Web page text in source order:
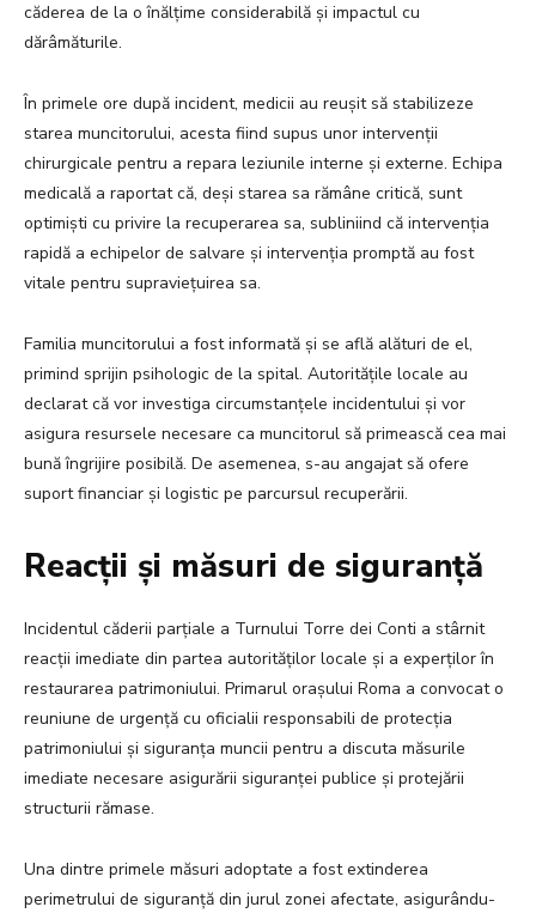
căderea de la o înălțime considerabilă și impactul cu
dărâmăturile.
În primele ore după incident, medicii au reușit să stabilizeze
starea muncitorului, acesta fiind supus unor intervenții
chirurgicale pentru a repara leziunile interne și externe. Echipa
medicală a raportat că, deși starea sa rămâne critică, sunt
optimiști cu privire la recuperarea sa, subliniind că intervenția
rapidă a echipelor de salvare și intervenția promptă au fost
vitale pentru supraviețuirea sa.
Familia muncitorului a fost informată și se află alături de el,
primind sprijin psihologic de la spital. Autoritățile locale au
declarat că vor investiga circumstanțele incidentului și vor
asigura resursele necesare ca muncitorul să primească cea mai
bună îngrijire posibilă. De asemenea, s-au angajat să ofere
suport financiar și logistic pe parcursul recuperării.
Reacții și măsuri de siguranță
Incidentul căderii parțiale a Turnului Torre dei Conti a stârnit
reacții imediate din partea autorităților locale și a experților în
restaurarea patrimoniului. Primarul orașului Roma a convocat o
reuniune de urgență cu oficialii responsabili de protecția
patrimoniului și siguranța muncii pentru a discuta măsurile
imediate necesare asigurării siguranței publice și protejării
structurii rămase.
Una dintre primele măsuri adoptate a fost extinderea
perimetrului de siguranță din jurul zonei afectate, asigurându-